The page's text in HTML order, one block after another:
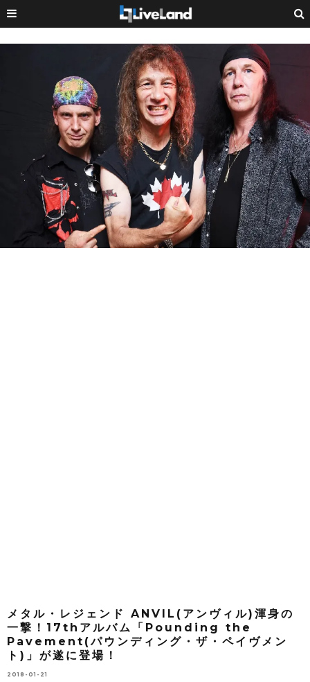
メタル・レジェンド ANVIL(アンヴィル)渾身の
一撃！17thアルバム「Pounding the
Pavement(パウンディング・ザ・ペイヴメン
ト)」が遂に登場！
2018-01-21